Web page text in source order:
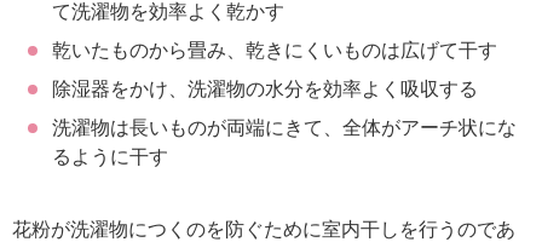
て洗濯物を効率よく乾かす
乾いたものから畳み、乾きにくいものは広げて干す
除湿器をかけ、洗濯物の水分を効率よく吸収する
洗濯物は長いものが両端にきて、全体がアーチ状にな
るように干す
花粉が洗濯物につくのを防ぐために室内干しを行うのであ